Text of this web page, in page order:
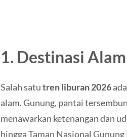
1. Destinasi
Salah satutren liburan 2026
alam. Gunung, pantai
menawarkan ketenangan dan
hingga Taman Nasional